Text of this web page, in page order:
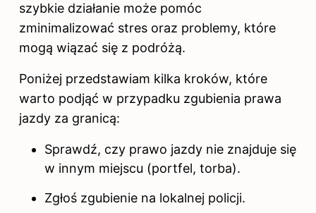
szybkie działanie może pomóc
zminimalizować stres oraz problemy, które
mogą wiązać się z podróżą.
Poniżej przedstawiam kilka kroków, które
warto podjąć w przypadku zgubienia prawa
jazdy za granicą:
Sprawdź, czy prawo jazdy nie znajduje się
w innym miejscu (portfel, torba).
Zgłoś zgubienie na lokalnej policji.